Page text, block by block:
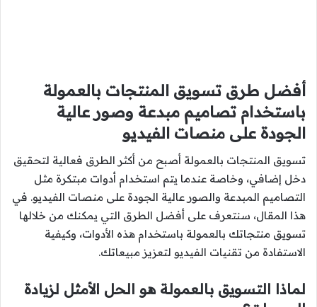
أفضل طرق تسويق المنتجات بالعمولة
باستخدام تصاميم مبدعة وصور عالية
الجودة على منصات الفيديو
تسويق المنتجات بالعمولة أصبح من أكثر الطرق فعالية لتحقيق
دخل إضافي، وخاصة عندما يتم استخدام أدوات مبتكرة مثل
التصاميم المبدعة والصور عالية الجودة على منصات الفيديو. في
هذا المقال، سنتعرف على أفضل الطرق التي يمكنك من خلالها
تسويق منتجاتك بالعمولة باستخدام هذه الأدوات، وكيفية
الاستفادة من تقنيات الفيديو لتعزيز مبيعاتك.
لماذا التسويق بالعمولة هو الحل الأمثل لزيادة